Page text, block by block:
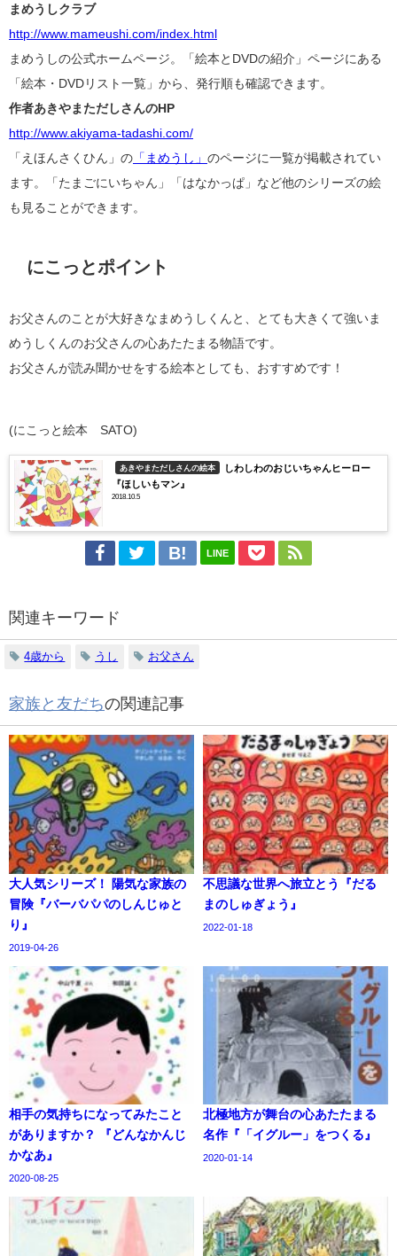
まめうしクラブ
http://www.mameushi.com/index.html
まめうしの公式ホームページ。「絵本とDVDの紹介」ページにある
「絵本・DVDリスト一覧」から、発行順も確認できます。
作者あきやまただしさんのHP
http://www.akiyama-tadashi.com/
「えほんさくひん」の 「まめうし」 のページに一覧が掲載されてい
ます。「たまごにいちゃん」「はなかっぱ」など他のシリーズの絵
も見ることができます。
にこっとポイント
お父さんのことが大好きなまめうしくんと、とても大きくて強いま
めうしくんのお父さんの心あたたまる物語です。
お父さんが読み聞かせをする絵本としても、おすすめです！
(にこっと絵本 SATO)
あきやまただしさんの絵本
しわしわのおじいちゃんヒーロー
『ほしいもマン』
2018.10.5
LINE
関連キーワード
4歳から うし お父さん
家族と友だちの関連記事
大人気シリーズ！ 陽気な家族の
冒険『バーバパパのしんじゅと
り』
2019-04-26
不思議な世界へ旅立とう『だる
まのしゅぎょう』
2022-01-18
相手の気持ちになってみたこと
がありますか？ 『どんなかんじ
かなあ』
2020-08-25
北極地方が舞台の心あたたまる
名作『「イグルー」をつくる』
2020-01-14